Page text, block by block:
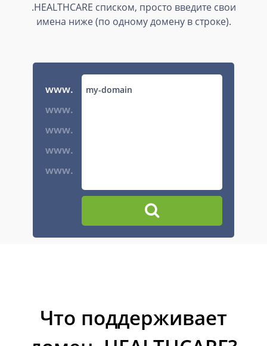
.HEALTHCARE списком, просто введите свои
имена ниже (по одному домену в строке).
www.
www.
www.
www.
www.
Что поддерживает